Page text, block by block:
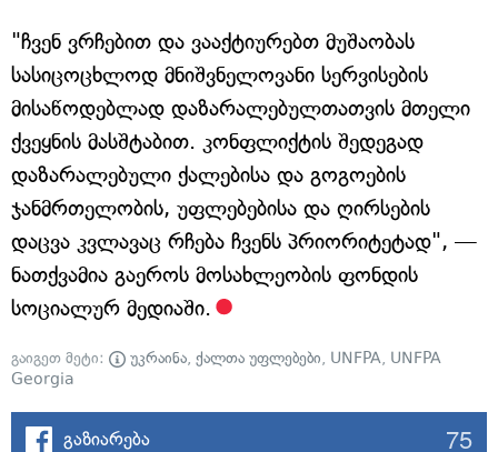
"ჩვენ ვრჩებით და ვააქტიურებთ მუშაობას
სასიცოცხლოდ მნიშვნელოვანი სერვისების
მისაწოდებლად დაზარალებულთათვის მთელი
ქვეყნის მასშტაბით. კონფლიქტის შედეგად
დაზარალებული ქალებისა და გოგოების
ჯანმრთელობის, უფლებებისა და ღირსების
დაცვა კვლავაც რჩება ჩვენს პრიორიტეტად", —
ნათქვამია გაეროს მოსახლეობის ფონდის
სოციალურ მედიაში.
გაიგეთ მეტი: უკრაინა, ქალთა უფლებები, UNFPA, UNFPA
Georgia
გაზიარება 75